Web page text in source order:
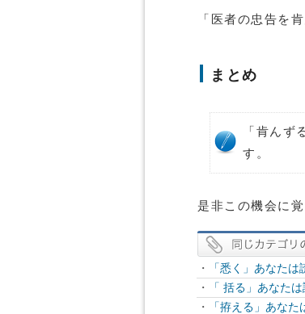
「医者の忠告を
まとめ
「肯んず
す。
是非この機会に
・
「悉く」あなた
・
「 括る」あなた
・
「拵える」あな